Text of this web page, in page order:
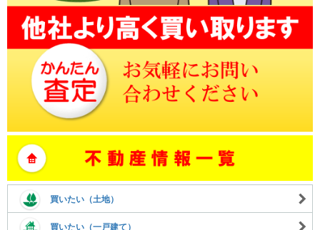
買いたい（土地）
買いたい（一戸建て）